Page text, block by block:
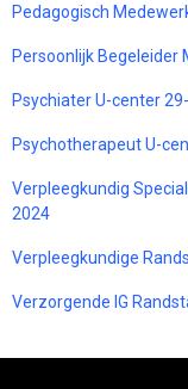
Pedagogisch
Persoonlijk Begeleider
Psychiater U-center
Psychotherapeut U-
Verpleegkundig
2024
Verpleegkundige
Verzorgende IG